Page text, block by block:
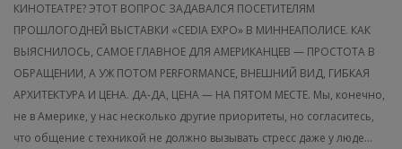
КИНОТЕАТРЕ? ЭТОТ ВОПРОС ЗАДАВАЛСЯ ПОСЕТИТЕЛЯМ
ПРОШЛОГОДНЕЙ ВЫСТАВКИ «CEDIA EXPO» В МИННЕАПОЛИСЕ. КАК
ВЫЯСНИЛОСЬ, САМОЕ ГЛАВНОЕ ДЛЯ АМЕРИКАНЦЕВ — ПРОСТОТА В
ОБРАЩЕНИИ, А УЖ ПОТОМ PERFORMANCE, ВНЕШНИЙ ВИД, ГИБКАЯ
АРХИТЕКТУРА И ЦЕНА. ДА-ДА, ЦЕНА — НА ПЯТОМ МЕСТЕ. Мы, конечно,
не в Америке, у нас несколько другие приоритеты, но согласитесь,
что общение с техникой не должно вызывать стресс даже у люде...